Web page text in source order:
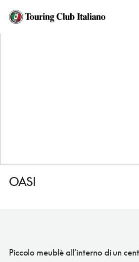
HOME
OASI
Piccolo meublè all’interno di un